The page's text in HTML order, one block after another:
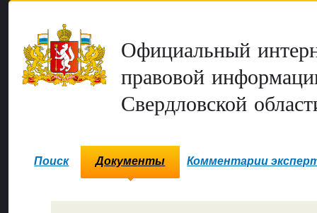
Официальный
правовой
Свердловской
Поиск Документы Комментарии